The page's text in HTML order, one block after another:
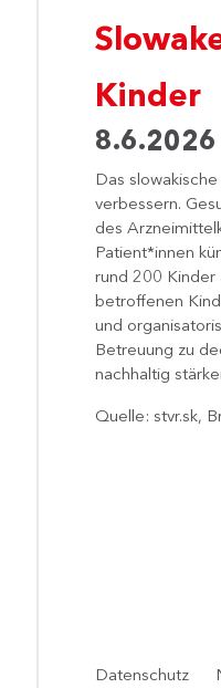
Kinder
8.6.2026
Das
verbessern.
des
Patient*innen
rund 200 Kinder
betroffenen
und
Betreuung zu
nachhaltig
Quelle: stvr.sk,
Datenschutz